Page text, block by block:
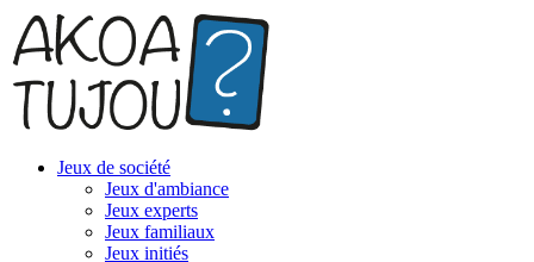
Jeux de société
Jeux d'ambiance
Jeux experts
Jeux familiaux
Jeux initiés